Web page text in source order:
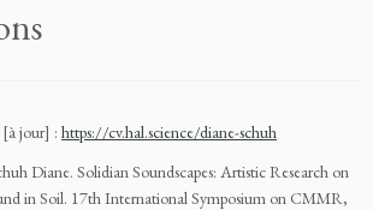
jour] : https://cv.hal.science/diane-schuh
Diane. Solidian Soundscapes: Artistic Research on
in Soil. 17th International Symposium on CMMR,